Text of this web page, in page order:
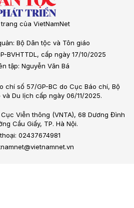
của VietNamNet
Bộ Dân tộc và Tôn giáo
BVHTTDL, cấp ngày 17/10/2025
tập: Nguyễn Văn Bá
chí số 57/GP-BC do Cục Báo chí, Bộ
Du lịch cấp ngày 06/11/2025.
Viễn thông (VNTA), 68 Dương Đình
Cầu Giấy, TP. Hà Nội.
02437674981